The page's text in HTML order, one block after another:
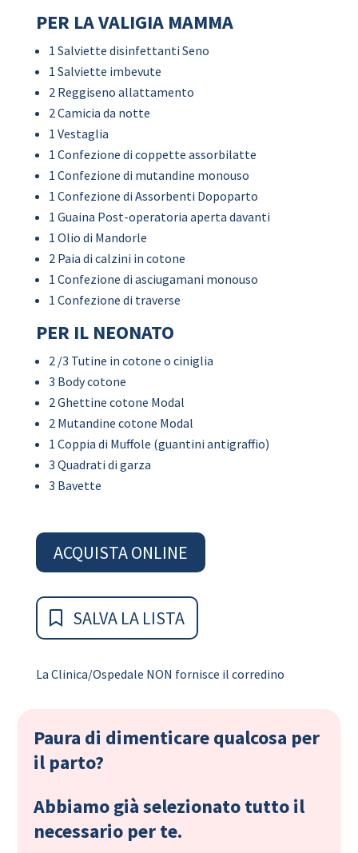
PER LA VALIGIA MAMMA
1 Salviette disinfettanti Seno
1 Salviette imbevute
2 Reggiseno allattamento
2 Camicia da notte
1 Vestaglia
1 Confezione di coppette assorbilatte
1 Confezione di mutandine monouso
1 Confezione di Assorbenti Dopoparto
1 Guaina Post-operatoria aperta davanti
1 Olio di Mandorle
2 Paia di calzini in cotone
1 Confezione di asciugamani monouso
1 Confezione di traverse
PER IL NEONATO
2 /3 Tutine in cotone o ciniglia
3 Body cotone
2 Ghettine cotone Modal
2 Mutandine cotone Modal
1 Coppia di Muffole (guantini antigraffio)
3 Quadrati di garza
3 Bavette
ACQUISTA ONLINE
SALVA LA LISTA
La Clinica/Ospedale NON fornisce il corredino
Paura di dimenticare qualcosa per
il parto?
Abbiamo già selezionato tutto il
necessario per te.